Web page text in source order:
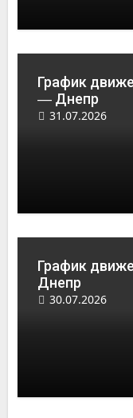
График
― Днепр
31.07.2026
График
Днепр
30.07.2026